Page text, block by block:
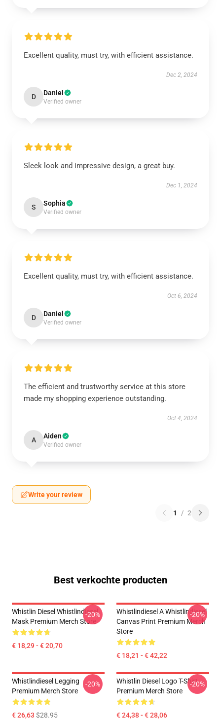
Excellent quality, must try, with efficient assistance.
Dec 2, 2024
D Daniel
Verified owner
Sleek look and impressive design, a great buy.
Dec 1, 2024
S Sophia
Verified owner
Excellent quality, must try, with efficient assistance.
Oct 6, 2024
D Daniel
Verified owner
The efficient and trustworthy service at this store
made my shopping experience outstanding.
Oct 4, 2024
A Aiden
Verified owner
Write your review
1 / 2
Best verkochte producten
Whistlin Diesel Whistlindiesel
Mask Premium Merch Store
€ 18,29 - € 20,70
-20%
Whistlindiesel A Whistlindiesel
Canvas Print Premium Merch
Store
€ 18,21 - € 42,22
-20%
Whistlindiesel Legging
Premium Merch Store
€ 26,63 $28.95
-20%
Whistlin Diesel Logo T-Shirt
Premium Merch Store
€ 24,38 - € 28,06
-20%